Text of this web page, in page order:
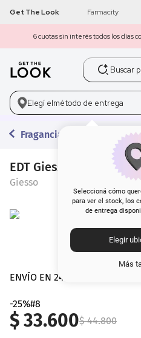
Get The Look Farmacity
6 cuotas sin interés todos los días
Buscar productos
Elegí elmétodo de entrega
Seleccioná cómo
para ver el stock, los
de entrega
Elegir
Más
Fragancias
EDT Giesso Esencia
Giesso
ENVÍO EN 24 hs | AMBA
-25%#8
$33.600$ 44.800
1 get the look
2 máscara pestañas
3.
5. corrector
6.
8. serum
9. cher
10